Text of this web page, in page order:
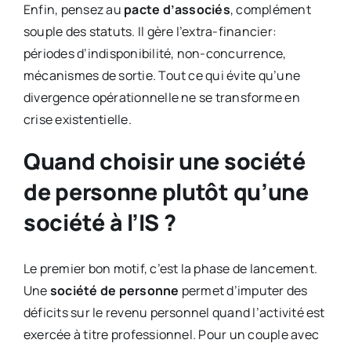
Enfin, pensez au pacte d’associés, complément
souple des statuts. Il gère l’extra-financier:
périodes d’indisponibilité, non-concurrence,
mécanismes de sortie. Tout ce qui évite qu’une
divergence opérationnelle ne se transforme en
crise existentielle.
Quand choisir une société
de personne plutôt qu’une
société à l’IS ?
Le premier bon motif, c’est la phase de lancement.
Unesociété de personne permet d’imputer des
déficits sur le revenu personnel quand l’activité est
exercée à titre professionnel. Pour un couple avec